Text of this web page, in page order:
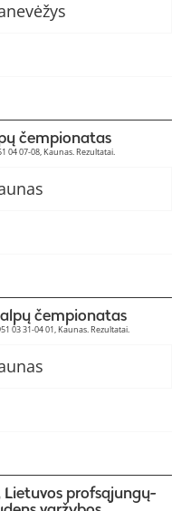
čempionatas
04 07-08, Kaunas. Rezultatai.
čempionatas
03 31-04 01, Kaunas. Rezultatai.
profsąjungų-